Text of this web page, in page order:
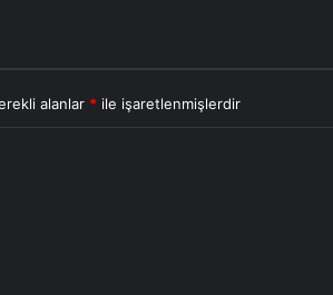
alanlar * ile işaretlenmişlerdir